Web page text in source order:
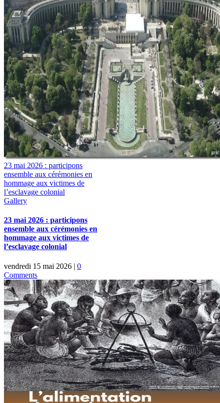
23 mai 2026 : participons
ensemble aux cérémonies en
hommage aux victimes de
l’esclavage colonial
Gallery
23 mai 2026 : participons
ensemble aux cérémonies en
hommage aux victimes de
l’esclavage colonial
vendredi 15 mai 2026 | 0
Comments